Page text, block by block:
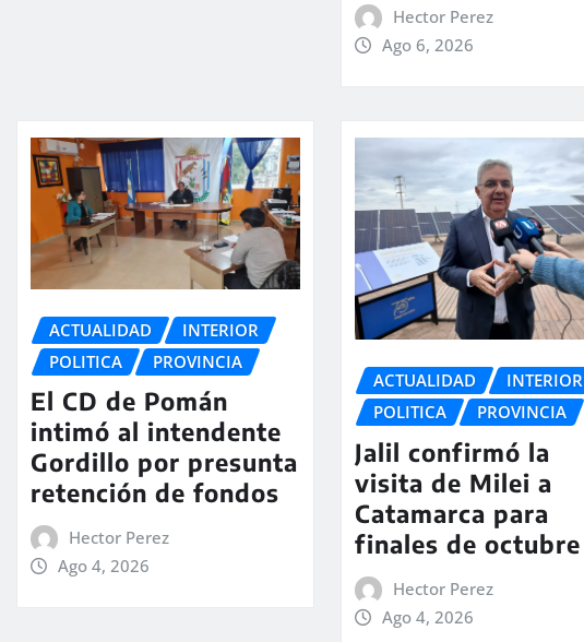
Hector Perez
Ago 6, 2026
ACTUALIDAD
INTERIOR
POLITICA
PROVINCIA
El CD de Pomán
intimó al intendente
Gordillo por presunta
retención de fondos
Hector Perez
Ago 4, 2026
ACTUALIDAD
INTERIOR
POLITICA
PROVINCIA
Jalil confirmó la
visita de Milei a
Catamarca para
finales de octubre
Hector Perez
Ago 4, 2026